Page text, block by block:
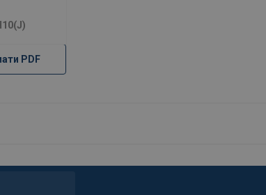
PDF